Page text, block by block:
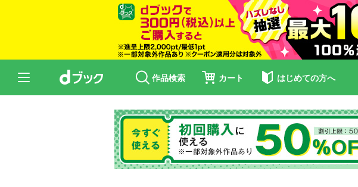
作品検索 カート はじめての方へ